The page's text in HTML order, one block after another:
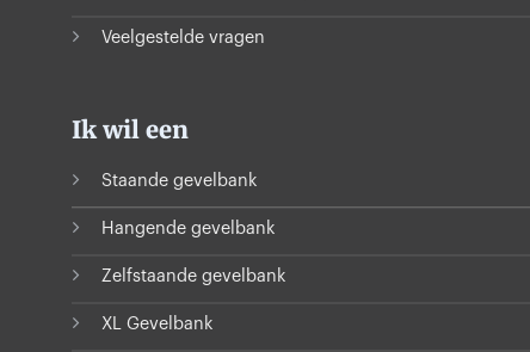
Veelgestelde vragen
Ik wil een
Staande gevelbank
Hangende gevelbank
Zelfstaande gevelbank
XL Gevelbank